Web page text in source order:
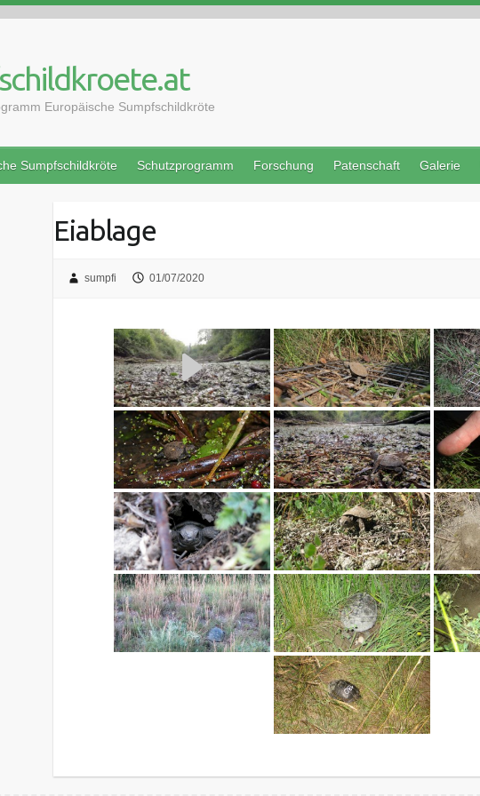
Europäische Sumpfschildkröte
Sumpfschildkröte Schutzprogramm Forschung Patenschaft Galerie
Eiablage
sumpfi 01/07/2020